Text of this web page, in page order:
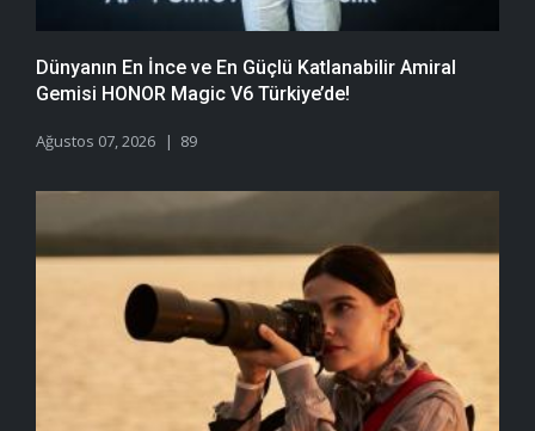
Dünyanın En İnce ve En Güçlü Katlanabilir Amiral
Gemisi HONOR Magic V6 Türkiye’de!
Ağustos 07, 2026 89